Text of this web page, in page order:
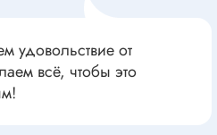
удовольствие от
всё, чтобы это